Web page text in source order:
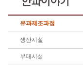
유과제조과정
생산시설
부대시설